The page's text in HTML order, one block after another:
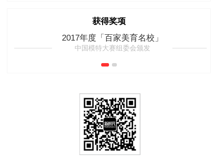
获得奖项
2017年度「百家美育名校」
中国模特大赛组委会颁发